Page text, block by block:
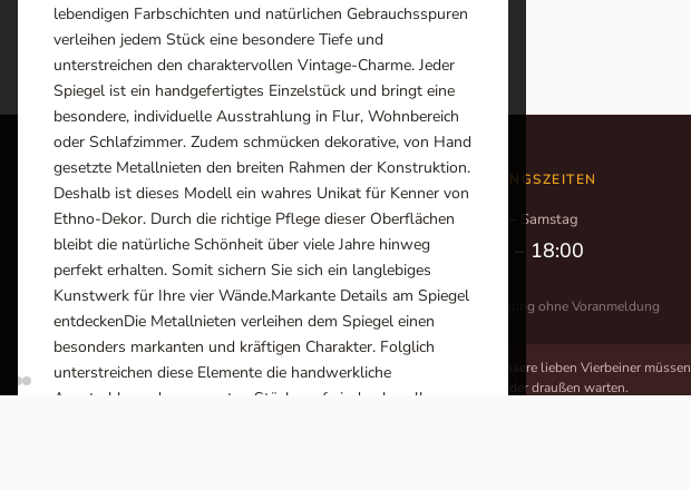
lebendigen Farbschichten und natürlichen Gebrauchsspuren
verleihen jedem Stück eine besondere Tiefe und
unterstreichen den charaktervollen Vintage-Charme. Jeder
Spiegel ist ein handgefertigtes Einzelstück und bringt eine
besondere, individuelle Ausstrahlung in Flur, Wohnbereich
oder Schlafzimmer. Zudem schmücken dekorative, von Hand
gesetzte Metallnieten den breiten Rahmen der Konstruktion.
Deshalb ist dieses Modell ein wahres Unikat für Kenner von
Ethno-Dekor. Durch die richtige Pflege dieser Oberflächen
bleibt die natürliche Schönheit über viele Jahre hinweg
perfekt erhalten. Somit sichern Sie sich ein langlebiges
Kunstwerk für Ihre vier Wände.Markante Details am Spiegel
entdeckenDie Metallnieten verleihen dem Spiegel einen
besonders markanten und kräftigen Charakter. Folglich
unterstreichen diese Elemente die handwerkliche
Ausstrahlung des gesamten Stücks auf eindrucksvolle
Ausstellungsräume
Wiener Straße – Werkstraße 111
2700 Wiener Neustadt
In WinStage
ÖFFNUNGSZEITEN
Montag – Samstag
10:00 – 18:00
Besichtigung ohne Voranmeldung
Unsere lieben Vierbeiner müssen
leider draußen warten.